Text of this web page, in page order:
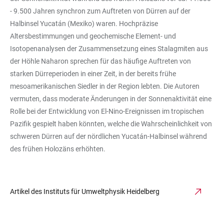
- 9.500 Jahren synchron zum Auftreten von Dürren auf der
Halbinsel Yucatán (Mexiko) waren. Hochpräzise
Altersbestimmungen und geochemische Element- und
Isotopenanalysen der Zusammensetzung eines Stalagmiten aus
der Höhle Naharon sprechen für das häufige Auftreten von
starken Dürreperioden in einer Zeit, in der bereits frühe
mesoamerikanischen Siedler in der Region lebten. Die Autoren
vermuten, dass moderate Änderungen in der Sonnenaktivität eine
Rolle bei der Entwicklung von El-Nino-Ereignissen im tropischen
Pazifik gespielt haben könnten, welche die Wahrscheinlichkeit von
schweren Dürren auf der nördlichen Yucatán-Halbinsel während
des frühen Holozäns erhöhten.
Artikel des Instituts für Umweltphysik Heidelberg